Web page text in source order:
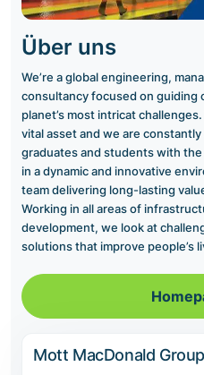
Über uns
We’re a global engineering,
consultancy focused on guiding
planet’s most intricat
vital asset and we are
graduates and students with
in a dynamic and innovative
team delivering long-lasting
Working in all areas of
development, we look at
solutions that improve people’s
Mott MacDonald Group